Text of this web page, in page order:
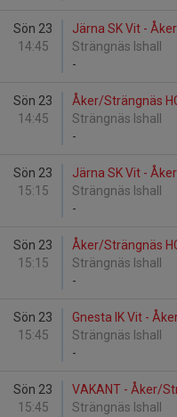
Sön 23
14:45
Järna SK Vit -
Strängnäs Ishall
-
Sön 23
14:45
Åker/Strängnäs
Strängnäs Ishall
-
Sön 23
15:15
Järna SK Vit -
Strängnäs Ishall
-
Sön 23
15:15
Åker/Strängnäs
Strängnäs Ishall
-
Sön 23
15:45
Gnesta IK Vit -
Strängnäs Ishall
-
Sön 23
15:45
VAKANT - Åker/
Strängnäs Ishall